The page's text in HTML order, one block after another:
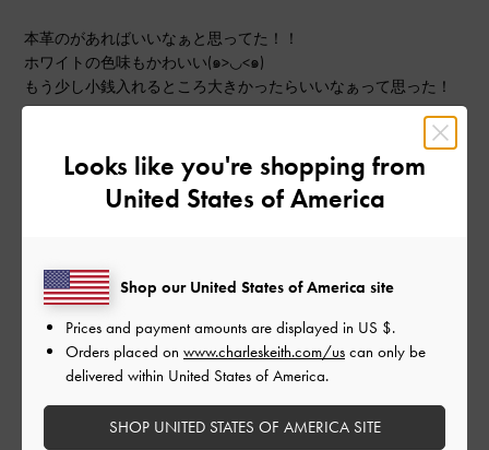
本革のがあればいいなぁと思ってた！！
ホワイトの色味もかわいい(๑>◡<๑)
もう少し小銭入れるところ大きかったらいいなぁって思った！
デザイン
普通
もっと見る
このレビューは役に立ちましたか？
Looks like you're shopping from
United States of America
Shop our United States of America site
Prices and payment amounts are displayed in US $.
Orders placed on www.charleskeith.com/us can only be
delivered within United States of America.
SHOP UNITED STATES OF AMERICA SITE